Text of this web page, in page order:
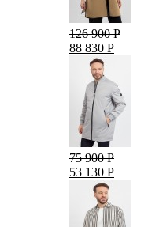
126 900 Р
88 830 Р
75 900 Р
53 130 Р